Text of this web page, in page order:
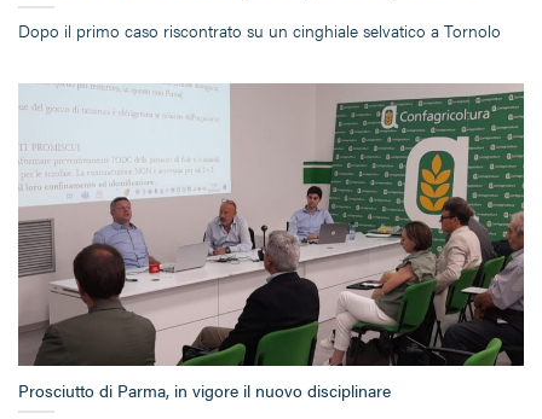
Dopo il primo caso riscontrato su un cinghiale selvatico a Tornolo
Prosciutto di Parma, in vigore il nuovo disciplinare